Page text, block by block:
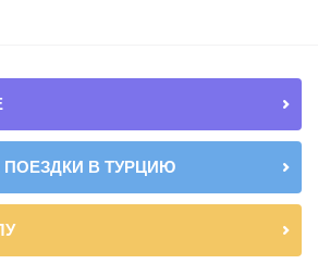
В ТУРЦИЮ